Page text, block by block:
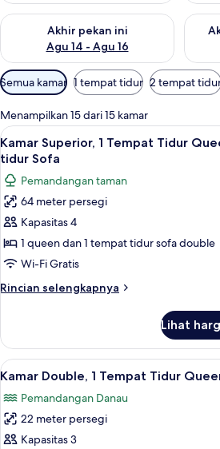
Akhir pekan ini
Agu 14 - Agu 16
Periksa ketersediaan untuk akhir pekan
Filter
tersedia
untuk
kamar
Semua kamar 1 tempat tidur 2 tempat
Menampilkan 15 dari 15 kamar
Lihat
semua
foto
untuk
Kamar
Superior,
1
Tempat
Tidur
Queen
tempat
tidur
Sofa
Kamar
8
Kamar Superior, 1 Tempat Tidur
tidur Sofa
Pemandangan taman
64 meter persegi
Kapasitas 4
1 queen dan 1 tempat tidur sofa double
Wi-Fi Gratis
Rincian selengkapnya
Rincian
Kamar
Superior,
1
Tidur
Queen
tempat
Lihat
Lihat
semua
foto
untuk
Kamar
13
Kamar Double, 1 Tempat Tidur
Pemandangan Danau
22 meter persegi
Kapasitas 3